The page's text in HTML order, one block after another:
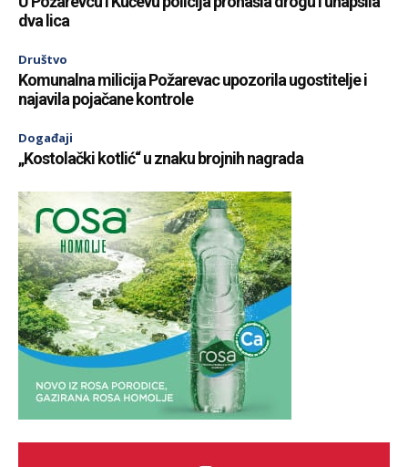
dva lica
Društvo
Komunalna milicija Požarevac upozorila ugostitelje i
najavila pojačane kontrole
Događaji
„Kostolački kotlić“ u znaku brojnih nagrada